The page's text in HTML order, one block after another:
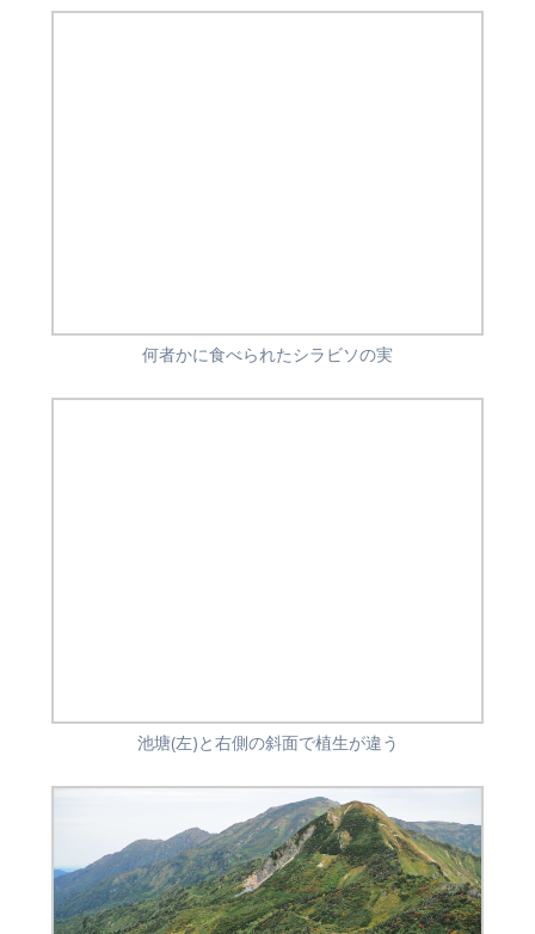
何者かに食べられたシラビソの実
池塘(左)と右側の斜面で植生が違う